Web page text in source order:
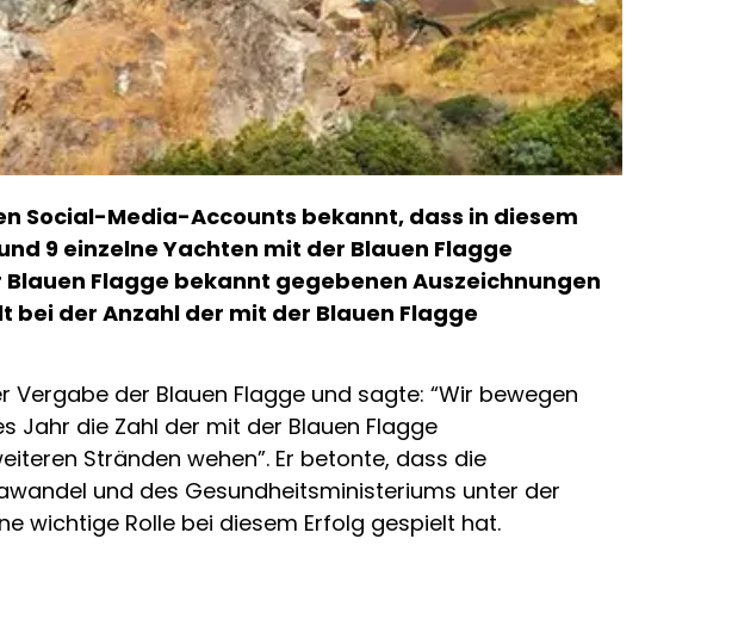
Social-Media-Accounts bekannt, dass in diesem
9 einzelne Yachten mit der Blauen Flagge
Flagge bekannt gegebenen Auszeichnungen
bei der Anzahl der mit der Blauen Flagge
der Blauen Flagge und sagte: “Wir bewegen
Jahr die Zahl der mit der Blauen Flagge
Stränden wehen”. Er betonte, dass die
und des Gesundheitsministeriums unter der
wichtige Rolle bei diesem Erfolg gespielt hat.